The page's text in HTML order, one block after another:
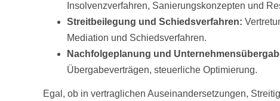
Insolvenzverfahren, Sanierungskonzepten und
Streitbeilegung und Schiedsverfahren:
Mediation und Schiedsverfahren.
Nachfolgeplanung und
Übergabeverträgen, steuerliche Optimierung.
Egal, ob in vertraglichen Auseinandersetzungen,